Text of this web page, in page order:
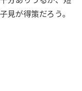
見が得策だろう。